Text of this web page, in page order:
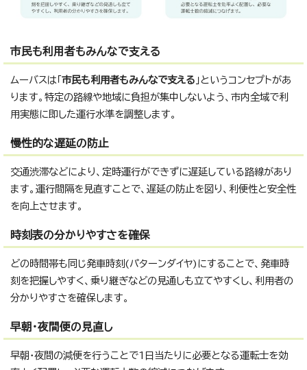
市民も利用者もみんなで支える
ムーバスは「 市民も利用者もみんなで支える 」というコンセプトがあ
ります。特定の路線や地域に負担が集中しないよう、市内全域で利
用実態に即した運行水準を調整します。
慢性的な遅延の防止
交通渋滞などにより、定時運行ができずに遅延している路線があり
ます。運行間隔を見直すことで、遅延の防止を図り、利便性と安全性
を向上させます。
時刻表の分かりやすさを確保
どの時間帯も同じ発車時刻(パターンダイヤ)にすることで、発車時
刻を把握しやすく、乗り継ぎなどの見通しも立てやすくし、利用者の
分かりやすさを確保します。
早朝・夜間便の見直し
早朝・夜間の減便を行うことで1日当たりに必要となる運転士を効